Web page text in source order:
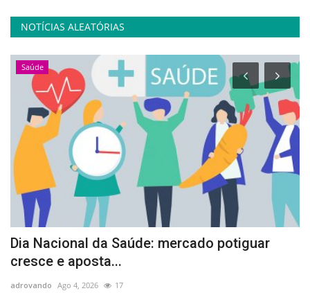
NOTÍCIAS ALEATÓRIAS
Saúde
Dia Nacional da Saúde: mercado potiguar
cresce e aposta...
adrovando Ago 4, 2026 17